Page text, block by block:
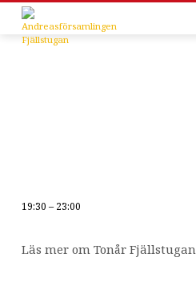
19:30 – 23:00
Läs mer om Tonår Fjällstugan